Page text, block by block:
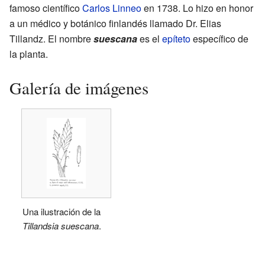
famoso científicoCarlos Linneoen 1738. Lo hizo en honor
a un médico y botánico finlandés llamado Dr. Elias
Tillandz. El nombresuescanaes el epítetoespecífico de
la planta.
Galería de imágenes
Una ilustración de la
Tillandsia suescana.